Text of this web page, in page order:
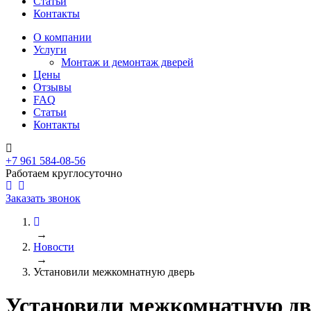
Контакты
О компании
Услуги
Монтаж и демонтаж дверей
Цены
Отзывы
FAQ
Статьи
Контакты
+7 961 584-08-56
Работаем круглосуточно
Заказать звонок
→
Новости
→
Установили межкомнатную дверь
Установили межкомнатную